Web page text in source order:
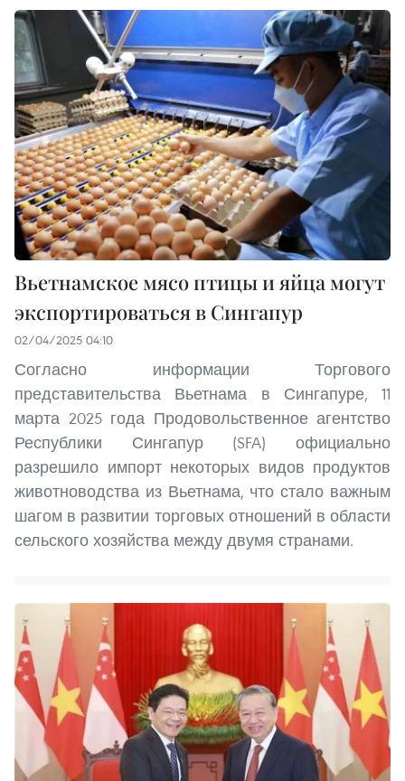
Вьетнамское мясо птицы и яйца могут
экспортироваться в Сингапур
02/04/2025 04:10
Согласно информации Торгового
представительства Вьетнама в Сингапуре, 11
марта 2025 года Продовольственное агентство
Республики Сингапур (SFA) официально
разрешило импорт некоторых видов продуктов
животноводства из Вьетнама, что стало важным
шагом в развитии торговых отношений в области
сельского хозяйства между двумя странами.